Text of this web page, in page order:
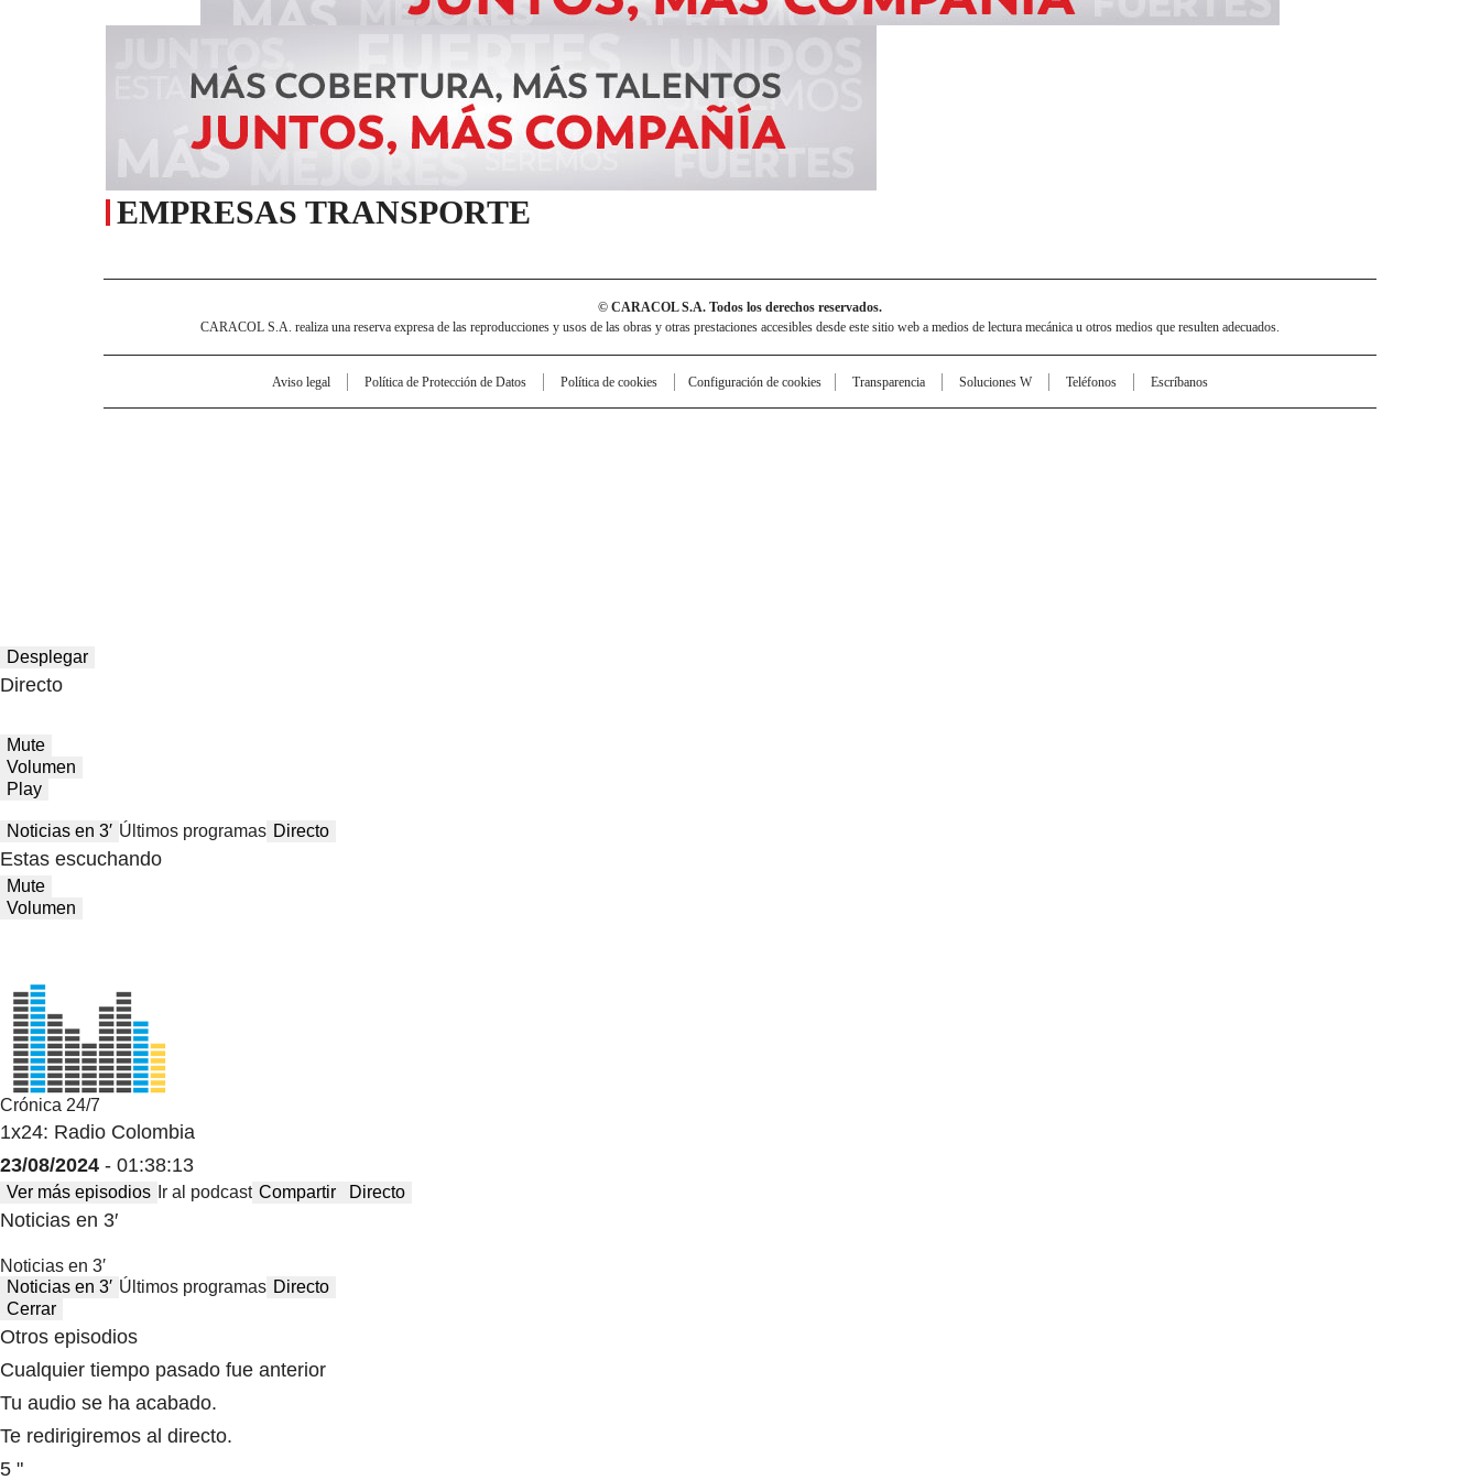
EMPRESAS TRANSPORTE
© CARACOL S.A. Todos los derechos reservados.
CARACOL S.A. realiza una reserva expresa de las reproducciones y usos de las obras y otras prestaciones accesibles desde este sitio web a medios de lectura mecánica u otros medios que resulten adecuados.
Aviso legal Política de Protección de Datos Política de cookies Configuración de cookies Transparencia Soluciones W Teléfonos Escríbanos
Desplegar
Directo
Mute
Volumen
Play
Noticias en 3′ Últimos programas Directo
Estas escuchando
Mute
Volumen
Crónica 24/7
1x24: Radio Colombia
23/08/2024 - 01:38:13
Ver más episodios Ir al podcast Compartir Directo
Noticias en 3′
Noticias en 3′
Noticias en 3′ Últimos programas Directo
Cerrar
Otros episodios
Cualquier tiempo pasado fue anterior
Tu audio se ha acabado.
Te redirigiremos al directo.
5 "